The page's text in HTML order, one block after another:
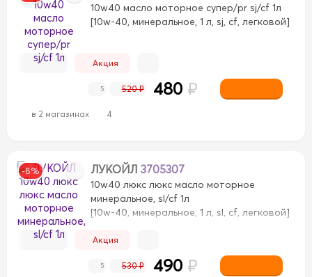
B3 B4
E11
E9
CH-4 CH-4
SN+
10w40 масло моторное супер/pr sj/cf 1л
[10w-40, минеральное, 1 л, sj, cf, легковой]
Акция
в 2 магазинах 4
5 520 ₽ 480 ₽
-8% ЛУКОЙЛ 3705307
10w40 люкс люкс масло моторное
минеральное, sl/cf 1л
[10w-40, минеральное, 1 л, sl, cf, легковой]
Акция
5 530 ₽ 490 ₽